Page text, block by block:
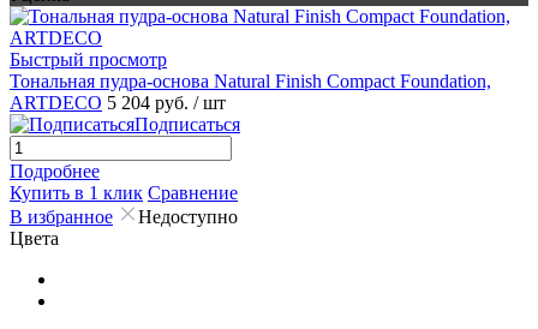
Быстрый просмотр
Тональная пудра-основа Natural Finish Compact Foundation,
ARTDECO 5 204 руб. / шт
Подписаться
Подробнее
Купить в 1 клик Сравнение
В избранное
Недоступно
Цвета